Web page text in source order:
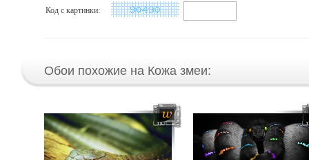
Код с картинки:
Обои похожие на Кожа змеи: